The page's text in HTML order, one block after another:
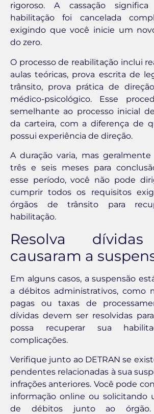
rigoroso. A cassação
habilitação foi cancelada
exigindo que você inicie um
do zero.
O processo de reabilitação inclui
aulas teóricas, prova escrita de
trânsito, prova prática de
médico-psicológico. Esse
semelhante ao processo inicial
da carteira, com a diferença de
possui experiência de direção.
A duração varia, mas
três e seis meses para
esse período, você não pode
cumprir todos os requisitos
órgãos de trânsito para
habilitação.
Resolva
causaram a
Em alguns casos, a suspensão
a débitos administrativos, como
pagas ou taxas de
dívidas devem ser resolvidas
possa recuperar sua
complicações.
Verifique junto ao DETRAN se
pendentes relacionadas à sua
infrações anteriores. Você pode
informação online ou solicitando
de débitos junto ao órgão.